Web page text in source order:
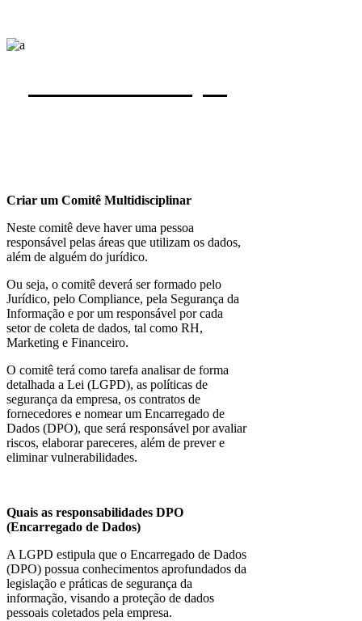
Criar um Comitê Multidisciplinar
Neste comitê deve haver uma pessoa
responsável pelas áreas que utilizam os dados,
além de alguém do jurídico.
Ou seja, o comitê deverá ser formado pelo
Jurídico, pelo Compliance, pela Segurança da
Informação e por um responsável por cada
setor de coleta de dados, tal como RH,
Marketing e Financeiro.
O comitê terá como tarefa analisar de forma
detalhada a Lei (LGPD), as políticas de
segurança da empresa, os contratos de
fornecedores e nomear um Encarregado de
Dados (DPO), que será responsável por avaliar
riscos, elaborar pareceres, além de prever e
eliminar vulnerabilidades.
Quais as responsabilidades DPO
(Encarregado de Dados)
A LGPD estipula que o Encarregado de Dados
(DPO) possua conhecimentos aprofundados da
legislação e práticas de segurança da
informação, visando a proteção de dados
pessoais coletados pela empresa.